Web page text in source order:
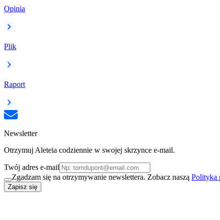
Opinia
Plik
Raport
Newsletter
Otrzymuj Aleteia codziennie w swojej skrzynce e-mail.
Twój adres e-mail
Zgadzam się na otrzymywanie newslettera. Zobacz naszą Polityka
Zapisz się